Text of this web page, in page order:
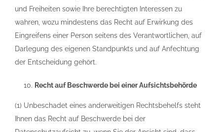
und Freiheiten sowie Ihre berechtigten Interessen zu
wahren, wozu mindestens das Recht auf Erwirkung des
Eingreifens einer Person seitens des Verantwortlichen, auf
Darlegung des eigenen Standpunkts und auf Anfechtung
der Entscheidung gehört.
Recht auf Beschwerde bei einer Aufsichtsbehörde
(1) Unbeschadet eines anderweitigen Rechtsbehelfs steht
Ihnen das Recht auf Beschwerde bei der